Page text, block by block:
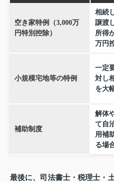
空き家特例（3,000万
円特別控除）
相続
譲渡
所得
万円
小規模宅地等の特例
一定
対し
を大
補助制度
解体
て自
用補
る場
最後に、司法書士・税理士・